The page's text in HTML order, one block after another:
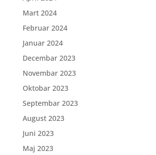
Mart 2024
Februar 2024
Januar 2024
Decembar 2023
Novembar 2023
Oktobar 2023
Septembar 2023
August 2023
Juni 2023
Maj 2023